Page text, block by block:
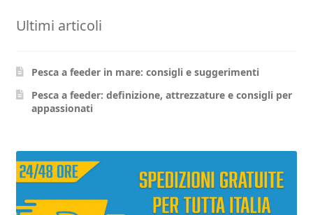
nella
pagina
Ultimi articoli
Pesca a feeder in mare: consigli e suggerimenti
Pesca a feeder: definizione, attrezzature e consigli per
appassionati